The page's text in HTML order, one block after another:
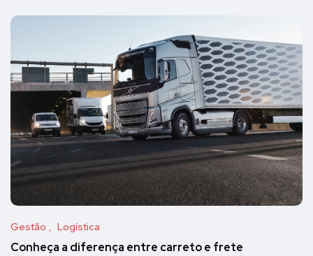
Gestão Logística
Conheça a diferença entre carreto e frete